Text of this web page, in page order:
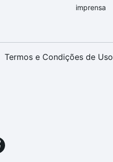
imprensa
Termos e Condições de Uso